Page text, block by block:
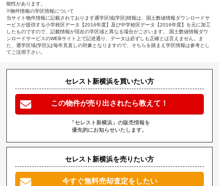
能性があります。
※物件情報の学区情報について
当サイト物件情報に記載されております通学区域(学区)情報は、国土数値情報ダウンロードサ
ービスが提供する小学校区データ【2016年度】及び中学校区データ【2016年度】を元に加工
したものですので、記載情報が現在の学区域と異なる場合がございます。 国土数値情報ダウ
ンロードサービスのWEBサイト上で記述通り、データは必ずしも正確とは言えません。ま
た、通学区域(学区)は毎年見直しの対象となりますので、そちらを踏まえ学区情報は参考とし
てご活用下さい。
セレスト新横浜を買いたい方
この物件が売り出されたら教えて！
『セレスト新横浜』の販売情報を
優先的にお知らせいたします。
セレスト新横浜を売りたい方
今すぐ無料売却査定をしたい